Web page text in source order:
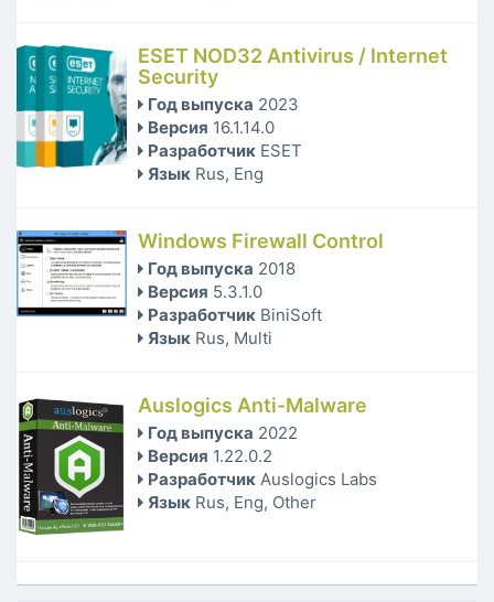
ESET NOD32 Antivirus / Internet
Security
Год выпуска 2023
Версия 16.1.14.0
Разработчик ESET
Язык Rus, Eng
Windows Firewall Control
Год выпуска 2018
Версия 5.3.1.0
Разработчик BiniSoft
Язык Rus, Multi
Auslogics Anti-Malware
Год выпуска 2022
Версия 1.22.0.2
Разработчик Auslogics Labs
Язык Rus, Eng, Other